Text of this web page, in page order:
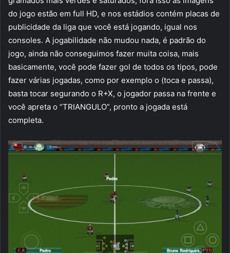
do jogo estão em full HD, e nos estádios contém placas de
publicidade da liga que você está jogando, igual nos
consoles. A jogabilidade não mudou nada, é padrão do
jogo, ainda não conseguimos fazer muita coisa, mais
basicamente, você pode fazer gol de todos os tipos, pode
fazer várias jogadas, como por exemplo o (toca e passa),
basta tocar segurando o R+X, o jogador passa na frente e
você apreta o “TRIANGULO”, pronto a jogada está
completa.